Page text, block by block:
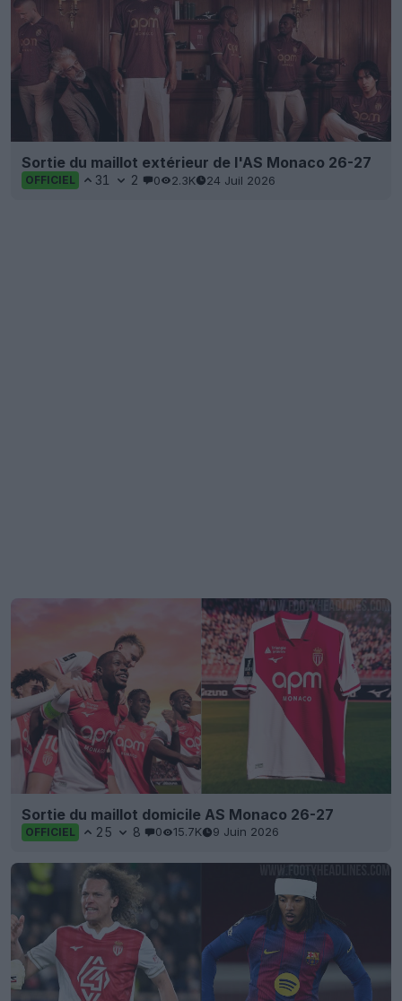
Sortie du maillot extérieur de l'AS Monaco 26-27
OFFICIEL 31 2 0 2.3K 24 Juil 2026
Sortie du maillot domicile AS Monaco 26-27
OFFICIEL 25 8 0 15.7K 9 Juin 2026